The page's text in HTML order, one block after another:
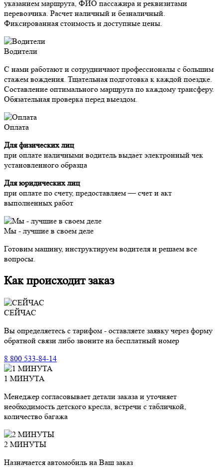
указанием маршрута, ФИО пассажира и реквизитами
перевозчика. Расчет наличный и безналичный.
Фиксированная стоимость и доступные цены.
Водители
С нами работают и сотрудничают профессионалы с большим
стажем вождения. Тщательная подготовка к каждой поездке.
Составление оптимального маршрута по каждому трансферу.
Обязательная проверка перед выездом.
Оплата
Для физических лиц
при оплате наличными водитель выдает электронный чек
установленного образца
Для юридических лиц
при оплате по счету, предоставляем — счет и акт
выполненных работ
Мы - лучшие в своем деле
Готовим машину, инструктируем водителя и решаем все
вопросы.
Как происходит заказ
СЕЙЧАС
Вы определяетесь с тарифом - оставляете заявку через форму
обратной связи либо звоните на бесплатный номер
8 800 533-84-14
1 МИНУТА
Менеджер согласовывает детали заказа и уточняет
необходимость детского кресла, встречи с табличкой,
количество багажа
2 МИНУТЫ
Назначается автомобиль на Ваш заказ